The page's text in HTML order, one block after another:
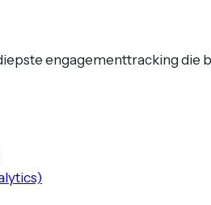
engagementtracking die